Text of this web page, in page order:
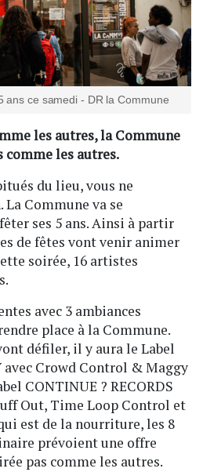
ans ce samedi - DR la Commune
les autres, la Commune
comme les autres.
du lieu, vous ne
Commune va se
ses 5 ans. Ainsi à partir
de fêtes vont venir animer
soirée, 16 artistes
avec 3 ambiances
place à la Commune.
défiler, il y aura le Label
avec Crowd Control & Maggy
CONTINUE ? RECORDS
Out, Time Loop Control et
est de la nourriture, les 8
prévoient une offre
pas comme les autres.